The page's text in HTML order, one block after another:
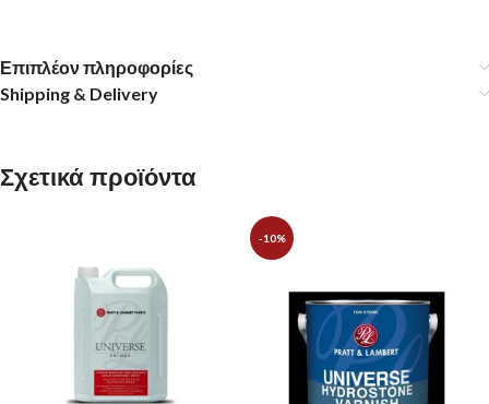
Επιπλέον πληροφορίες
Shipping & Delivery
Σχετικά προϊόντα
-10%